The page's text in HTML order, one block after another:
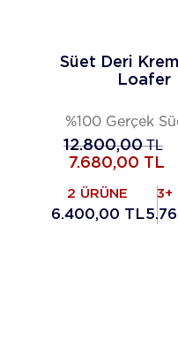
Süet Deri
Loafer
%100 Gerçek
12.800,00TL
7.680,00 TL
2 ÜRÜNE
6.400,00 TL
3+